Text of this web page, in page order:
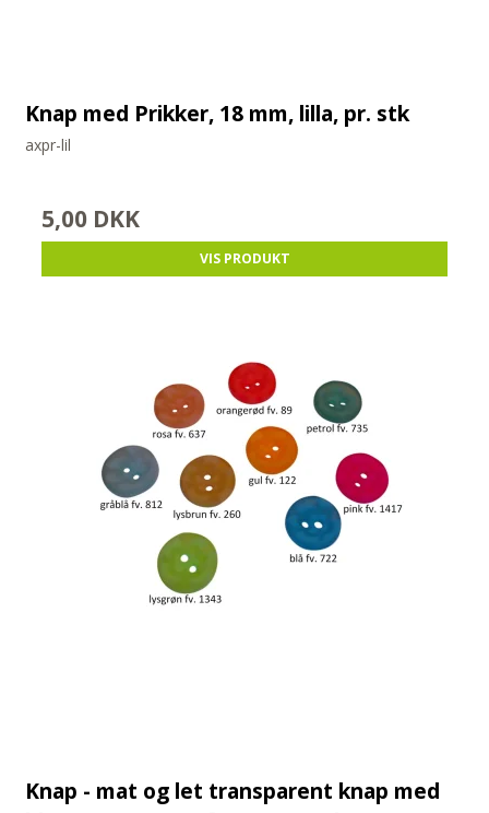
Knap med Prikker, 18 mm, lilla, pr. stk
axpr-lil
5,00 DKK
VIS PRODUKT
Knap - mat og let transparent knap med